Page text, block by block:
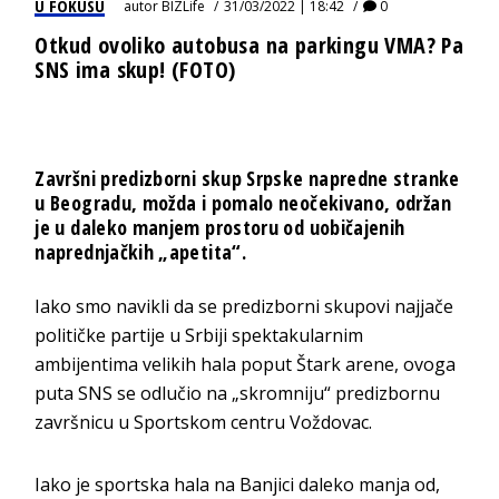
U FOKUSU autorBIZLife 31/03/2022 | 18:42 0
Otkud ovoliko autobusa na parkingu VMA? Pa
SNS ima skup! (FOTO)
Završni predizborni skup Srpske napredne stranke
u Beogradu, možda i pomalo neočekivano, održan
je u daleko manjem prostoru od uobičajenih
naprednjačkih „apetita“.
Iako smo navikli da se predizborni skupovi najjače
političke partije u Srbiji spektakularnim
ambijentima velikih hala poput Štark arene, ovoga
puta SNS se odlučio na „skromniju“ predizbornu
završnicu u Sportskom centru Voždovac.
Iako je sportska hala na Banjici daleko manja od,